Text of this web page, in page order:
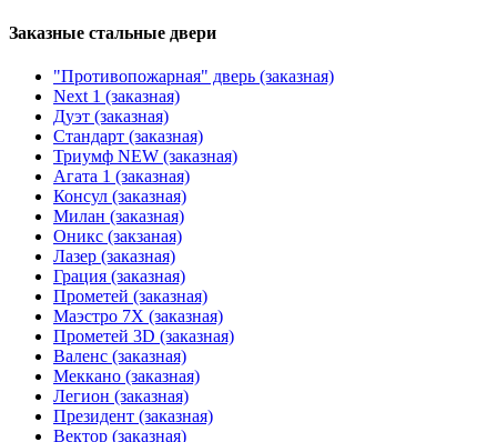
Заказные стальные двери
"Противопожарная" дверь (заказная)
Next 1 (заказная)
Дуэт (заказная)
Стандарт (заказная)
Триумф NEW (заказная)
Агата 1 (заказная)
Консул (заказная)
Милан (заказная)
Оникс (закзаная)
Лазер (заказная)
Грация (заказная)
Прометей (заказная)
Маэстро 7Х (заказная)
Прометей 3D (заказная)
Валенс (заказная)
Меккано (заказная)
Легион (заказная)
Президент (заказная)
Вектор (заказная)